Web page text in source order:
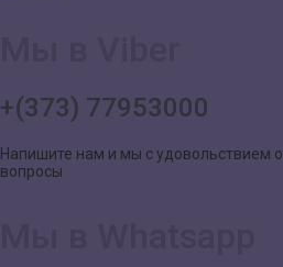
+(373) 77953000
Напишите нам и мы с удовольствием
вопросы